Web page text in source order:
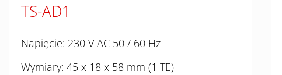
TS-AD1
Napięcie: 230 V AC 50 / 60 Hz
Wymiary: 45 x 18 x 58 mm (1 TE)